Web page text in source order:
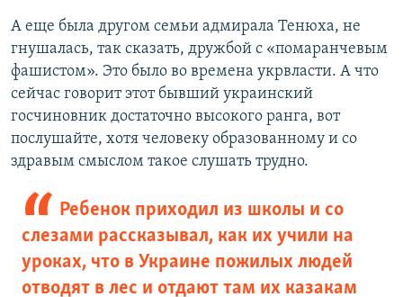
А еще была другом семьи адмирала Тенюха, не
гнушалась, так сказать, дружбой с «помаранчевым
фашистом». Это было во времена укрвласти. А что
сейчас говорит этот бывший украинский
госчиновник достаточно высокого ранга, вот
послушайте, хотя человеку образованному и со
здравым смыслом такое слушать трудно.
Ребенок приходил из школы и со
слезами рассказывал, как их учили на
уроках, что в Украине пожилых людей
отводят в лес и отдают там их казакам